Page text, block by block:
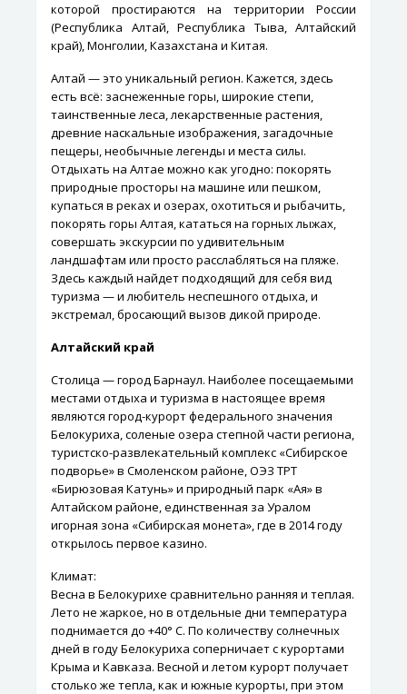
которой простираются на территории России
(Республика Алтай, Республика Тыва, Алтайский
край), Монголии, Казахстана и Китая.
Алтай — это уникальный регион. Кажется, здесь
есть всё: заснеженные горы, широкие степи,
таинственные леса, лекарственные растения,
древние наскальные изображения, загадочные
пещеры, необычные легенды и места силы.
Отдыхать на Алтае можно как угодно: покорять
природные просторы на машине или пешком,
купаться в реках и озерах, охотиться и рыбачить,
покорять горы Алтая, кататься на горных лыжах,
совершать экскурсии по удивительным
ландшафтам или просто расслабляться на пляже.
Здесь каждый найдет подходящий для себя вид
туризма — и любитель неспешного отдыха, и
экстремал, бросающий вызов дикой природе.
Алтайский край
Столица — город Барнаул. Наиболее посещаемыми
местами отдыха и туризма в настоящее время
являются город-курорт федерального значения
Белокуриха, соленые озера степной части региона,
туристско-развлекательный комплекс «Сибирское
подворье» в Смоленском районе, ОЭЗ ТРТ
«Бирюзовая Катунь» и природный парк «Ая» в
Алтайском районе, единственная за Уралом
игорная зона «Сибирская монета», где в 2014 году
открылось первое казино.
Климат:
Весна в Белокурихе сравнительно ранняя и теплая.
Лето не жаркое, но в отдельные дни температура
поднимается до +40° С. По количеству солнечных
дней в году Белокуриха соперничает с курортами
Крыма и Кавказа. Весной и летом курорт получает
столько же тепла, как и южные курорты, при этом